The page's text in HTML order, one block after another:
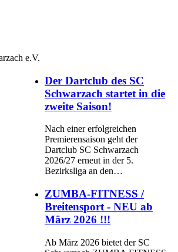
e.V.
Der Dartclub des SC
Schwarzach startet in die
zweite Saison!
Nach einer erfolgreichen
Premierensaison geht der
Dartclub SC Schwarzach
2026/27 erneut in der 5.
Bezirksliga an den…
ZUMBA-FITNESS /
Breitensport - NEU ab
März 2026 !!!
Ab März 2026 bietet der SC